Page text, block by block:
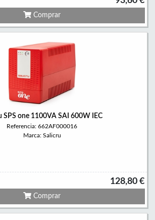
Comprar
SPS one 1100VA SAI 600W IEC
Referencia: 662AF000016
Marca: Salicru
128,80 €
Comprar